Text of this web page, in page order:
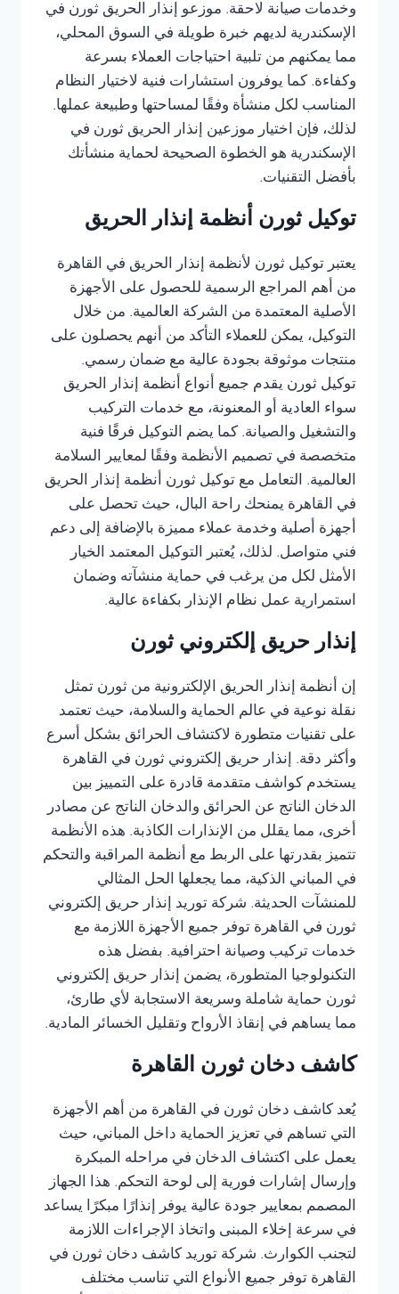
وخدمات صيانة لاحقة. موزعو إنذار الحريق ثورن في
الإسكندرية لديهم خبرة طويلة في السوق المحلي،
مما يمكنهم من تلبية احتياجات العملاء بسرعة
وكفاءة. كما يوفرون استشارات فنية لاختيار النظام
المناسب لكل منشأة وفقًا لمساحتها وطبيعة عملها.
لذلك، فإن اختيار موزعين إنذار الحريق ثورن في
الإسكندرية هو الخطوة الصحيحة لحماية منشأتك
بأفضل التقنيات.
توكيل ثورن أنظمة إنذار الحريق
يعتبر توكيل ثورن لأنظمة إنذار الحريق في القاهرة
من أهم المراجع الرسمية للحصول على الأجهزة
الأصلية المعتمدة من الشركة العالمية. من خلال
التوكيل، يمكن للعملاء التأكد من أنهم يحصلون على
منتجات موثوقة بجودة عالية مع ضمان رسمي.
توكيل ثورن يقدم جميع أنواع أنظمة إنذار الحريق
سواء العادية أو المعنونة، مع خدمات التركيب
والتشغيل والصيانة. كما يضم التوكيل فرقًا فنية
متخصصة في تصميم الأنظمة وفقًا لمعايير السلامة
العالمية. التعامل مع توكيل ثورن أنظمة إنذار الحريق
في القاهرة يمنحك راحة البال، حيث تحصل على
أجهزة أصلية وخدمة عملاء مميزة بالإضافة إلى دعم
فني متواصل. لذلك، يُعتبر التوكيل المعتمد الخيار
الأمثل لكل من يرغب في حماية منشآته وضمان
استمرارية عمل نظام الإنذار بكفاءة عالية.
إنذار حريق إلكتروني ثورن
إن أنظمة إنذار الحريق الإلكترونية من ثورن تمثل
نقلة نوعية في عالم الحماية والسلامة، حيث تعتمد
على تقنيات متطورة لاكتشاف الحرائق بشكل أسرع
وأكثر دقة. إنذار حريق إلكتروني ثورن في القاهرة
يستخدم كواشف متقدمة قادرة على التمييز بين
الدخان الناتج عن الحرائق والدخان الناتج عن مصادر
أخرى، مما يقلل من الإنذارات الكاذبة. هذه الأنظمة
تتميز بقدرتها على الربط مع أنظمة المراقبة والتحكم
في المباني الذكية، مما يجعلها الحل المثالي
للمنشآت الحديثة. شركة توريد إنذار حريق إلكتروني
ثورن في القاهرة توفر جميع الأجهزة اللازمة مع
خدمات تركيب وصيانة احترافية. بفضل هذه
التكنولوجيا المتطورة، يضمن إنذار حريق إلكتروني
ثورن حماية شاملة وسريعة الاستجابة لأي طارئ،
مما يساهم في إنقاذ الأرواح وتقليل الخسائر المادية.
كاشف دخان ثورن القاهرة
يُعد كاشف دخان ثورن في القاهرة من أهم الأجهزة
التي تساهم في تعزيز الحماية داخل المباني، حيث
يعمل على اكتشاف الدخان في مراحله المبكرة
وإرسال إشارات فورية إلى لوحة التحكم. هذا الجهاز
المصمم بمعايير جودة عالية يوفر إنذارًا مبكرًا يساعد
في سرعة إخلاء المبنى واتخاذ الإجراءات اللازمة
لتجنب الكوارث. شركة توريد كاشف دخان ثورن في
القاهرة توفر جميع الأنواع التي تناسب مختلف